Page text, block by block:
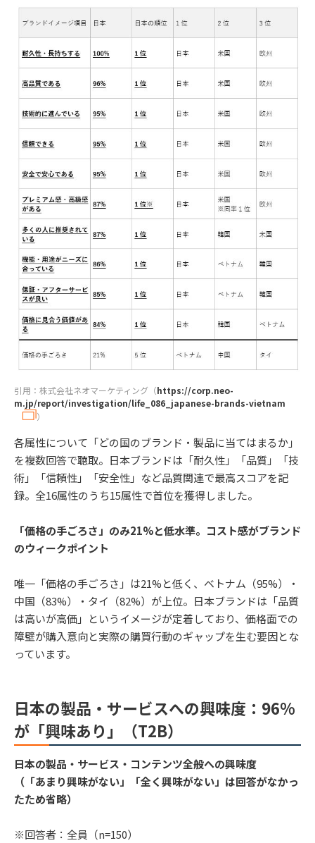
引用：株式会社ネオマーケティング（https://corp.neo-
m.jp/report/investigation/life_086_japanese-brands-vietnam
）
各属性について「どの国のブランド・製品に当てはまるか」
を複数回答で聴取。日本ブランドは「耐久性」「品質」「技
術」「信頼性」「安全性」など品質関連で最高スコアを記
録。全16属性のうち15属性で首位を獲得しました。
「価格の手ごろさ」のみ21%と低水準。コスト感がブランド
のウィークポイント
唯一「価格の手ごろさ」は21%と低く、ベトナム（95%）・
中国（83%）・タイ（82%）が上位。日本ブランドは「品質
は高いが高価」というイメージが定着しており、価格面での
障壁が購入意向と実際の購買行動のギャップを生む要因とな
っています。
日本の製品・サービスへの興味度：96%
が「興味あり」（T2B）
日本の製品・サービス・コンテンツ全般への興味度
（「あまり興味がない」「全く興味がない」は回答がなかっ
たため省略）
※回答者：全員（n=150）